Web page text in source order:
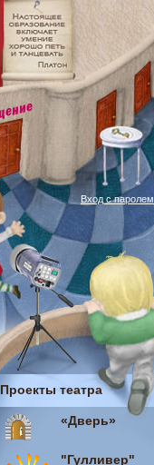
Вход с паролем
Проекты театра
«Дверь»
"Гулливер"